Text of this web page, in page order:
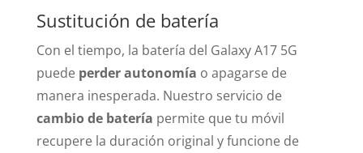
Sustitución de batería
Con el tiempo, la batería del Galaxy A17 5G
puede perder autonomía o apagarse de
manera inesperada. Nuestro servicio de
cambio de batería permite que tu móvil
recupere la duración original y funcione de